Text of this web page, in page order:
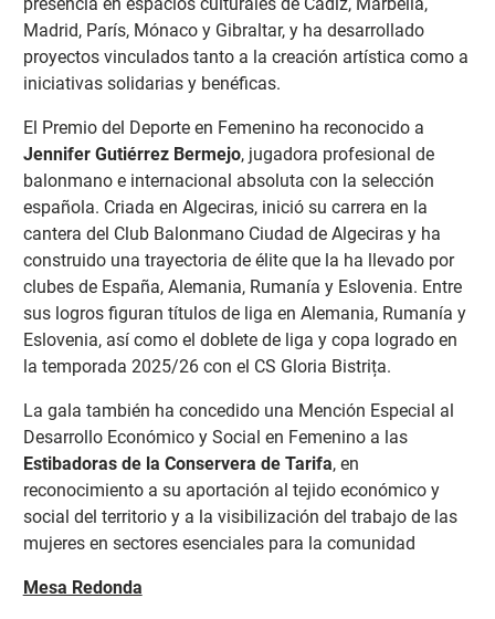
Madrid, París, Mónaco y Gibraltar, y ha desarrollado
proyectos vinculados tanto a la creación artística como a
iniciativas solidarias y benéficas.
El Premio del Deporte en Femenino ha reconocido a
Jennifer Gutiérrez Bermejo, jugadora profesional de
balonmano e internacional absoluta con la selección
española. Criada en Algeciras, inició su carrera en la
cantera del Club Balonmano Ciudad de Algeciras y ha
construido una trayectoria de élite que la ha llevado por
clubes de España, Alemania, Rumanía y Eslovenia. Entre
sus logros figuran títulos de liga en Alemania, Rumanía y
Eslovenia, así como el doblete de liga y copa logrado en
la temporada 2025/26 con el CS Gloria Bistrița.
La gala también ha concedido una Mención Especial al
Desarrollo Económico y Social en Femenino a las
Estibadoras de la Conservera de Tarifa, en
reconocimiento a su aportación al tejido económico y
social del territorio y a la visibilización del trabajo de las
mujeres en sectores esenciales para la comunidad
Mesa Redonda